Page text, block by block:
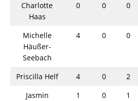
Charlotte
Haas
0 0 0
Michelle
Häußer-
Seebach
4 0 0
Priscilla Helf 4 0 2
Jasmin
1 0 1